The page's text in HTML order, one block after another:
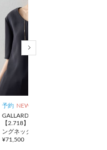
予約 NEW
GALLARDAGALANTE
【2.718】K10 ベネチアンロ
ングネックレス
¥71,500